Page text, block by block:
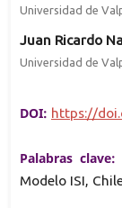
Universidad de
Juan Ricardo
Universidad de
DOI: https://
Palabras clave:
Modelo ISI,